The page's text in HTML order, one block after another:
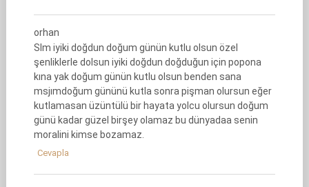
orhan
Slm iyiki doğdun doğum günün kutlu olsun özel
şenliklerle dolsun iyiki doğdun doğduğun için popona
kına yak doğum günün kutlu olsun benden sana
msjımdoğum gününü kutla sonra pişman olursun eğer
kutlamasan üzüntülü bir hayata yolcu olursun doğum
günü kadar güzel birşey olamaz bu dünyadaa senin
moralini kimse bozamaz.
Cevapla